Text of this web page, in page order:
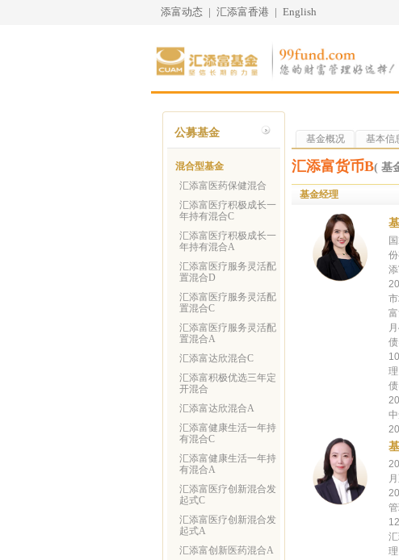
添富动态 | 汇添富香港 | English
公募基金
混合型基金
汇添富医药保健混合
汇添富医疗积极成长一
年持有混合C
汇添富医疗积极成长一
年持有混合A
汇添富医疗服务灵活配
置混合D
汇添富医疗服务灵活配
置混合C
汇添富医疗服务灵活配
置混合A
汇添富达欣混合C
汇添富积极优选三年定
开混合
汇添富达欣混合A
汇添富健康生活一年持
有混合C
汇添富健康生活一年持
有混合A
汇添富医疗创新混合发
起式C
汇添富医疗创新混合发
起式A
汇添富创新医药混合A
基金概况 基本信
汇添富货币B( 基
基金经理